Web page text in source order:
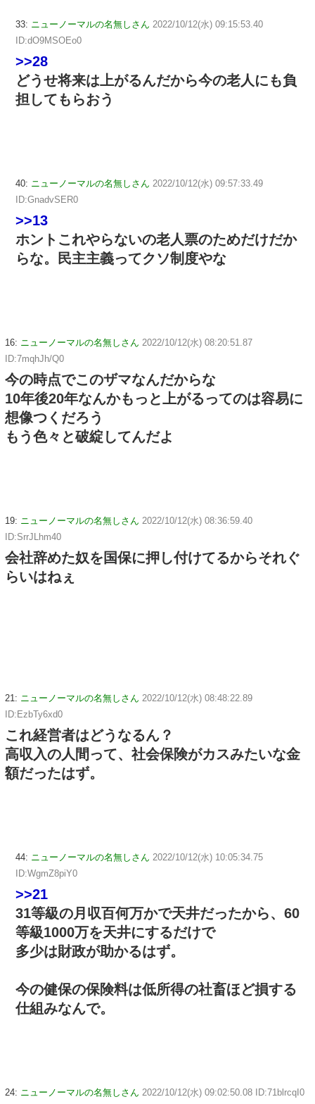
33: ニューノーマルの名無しさん 2022/10/12(水) 09:15:53.40
ID:dO9MSOEo0
>>28
どうせ将来は上がるんだから今の老人にも負
担してもらおう
40: ニューノーマルの名無しさん 2022/10/12(水) 09:57:33.49
ID:GnadvSER0
>>13
ホントこれやらないの老人票のためだけだか
らな。民主主義ってクソ制度やな
16: ニューノーマルの名無しさん 2022/10/12(水) 08:20:51.87
ID:7mqhJh/Q0
今の時点でこのザマなんだからな
10年後20年なんかもっと上がるってのは容易に
想像つくだろう
もう色々と破綻してんだよ
19: ニューノーマルの名無しさん 2022/10/12(水) 08:36:59.40
ID:SrrJLhm40
会社辞めた奴を国保に押し付けてるからそれぐ
らいはねぇ
21: ニューノーマルの名無しさん 2022/10/12(水) 08:48:22.89
ID:EzbTy6xd0
これ経営者はどうなるん？
高収入の人間って、社会保険がカスみたいな金
額だったはず。
44: ニューノーマルの名無しさん 2022/10/12(水) 10:05:34.75
ID:WgmZ8piY0
>>21
31等級の月収百何万かで天井だったから、60
等級1000万を天井にするだけで
多少は財政が助かるはず。
今の健保の保険料は低所得の社畜ほど損する
仕組みなんで。
24: ニューノーマルの名無しさん 2022/10/12(水) 09:02:50.08 ID:71blrcqI0